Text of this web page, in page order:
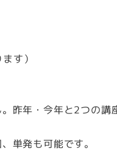
す）
昨年・今年と2つの講
単発も可能です。